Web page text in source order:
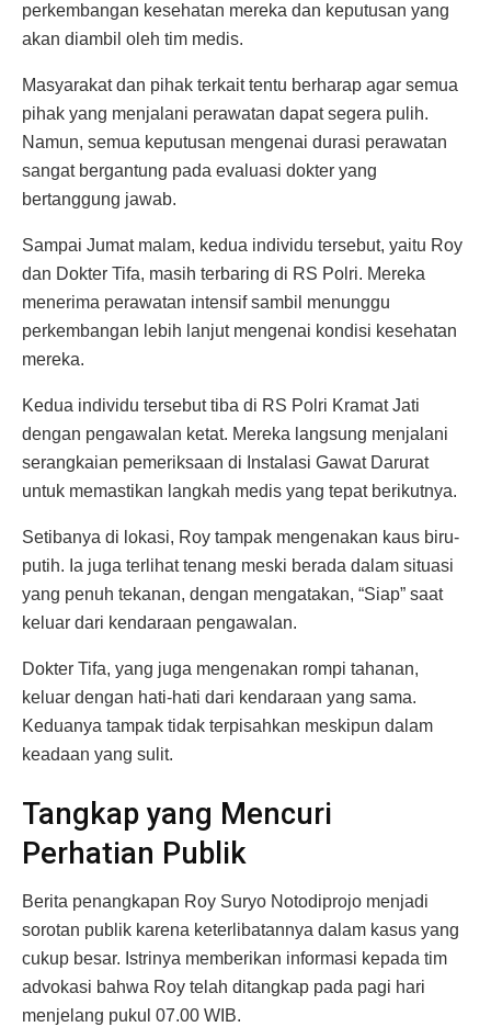
perkembangan kesehatan mereka dan keputusan yang
akan diambil oleh tim medis.
Masyarakat dan pihak terkait tentu berharap agar semua
pihak yang menjalani perawatan dapat segera pulih.
Namun, semua keputusan mengenai durasi perawatan
sangat bergantung pada evaluasi dokter yang
bertanggung jawab.
Sampai Jumat malam, kedua individu tersebut, yaitu Roy
dan Dokter Tifa, masih terbaring di RS Polri. Mereka
menerima perawatan intensif sambil menunggu
perkembangan lebih lanjut mengenai kondisi kesehatan
mereka.
Kedua individu tersebut tiba di RS Polri Kramat Jati
dengan pengawalan ketat. Mereka langsung menjalani
serangkaian pemeriksaan di Instalasi Gawat Darurat
untuk memastikan langkah medis yang tepat berikutnya.
Setibanya di lokasi, Roy tampak mengenakan kaus biru-
putih. Ia juga terlihat tenang meski berada dalam situasi
yang penuh tekanan, dengan mengatakan, “Siap” saat
keluar dari kendaraan pengawalan.
Dokter Tifa, yang juga mengenakan rompi tahanan,
keluar dengan hati-hati dari kendaraan yang sama.
Keduanya tampak tidak terpisahkan meskipun dalam
keadaan yang sulit.
Tangkap yang Mencuri
Perhatian Publik
Berita penangkapan Roy Suryo Notodiprojo menjadi
sorotan publik karena keterlibatannya dalam kasus yang
cukup besar. Istrinya memberikan informasi kepada tim
advokasi bahwa Roy telah ditangkap pada pagi hari
menjelang pukul 07.00 WIB.